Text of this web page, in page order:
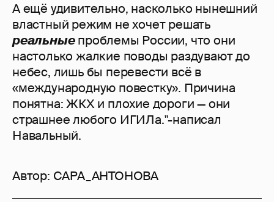
А ещё удивительно, насколько нынешний
властный режим не хочет решать
реальныепроблемы России, что они
настолько жалкие поводы раздувают до
небес, лишь бы перевести всё в
«международную повестку». Причина
понятна: ЖКХ и плохие дороги — они
страшнее любого ИГИЛа."-написал
Навальный.
Автор: CAPA_AHTOHOBA